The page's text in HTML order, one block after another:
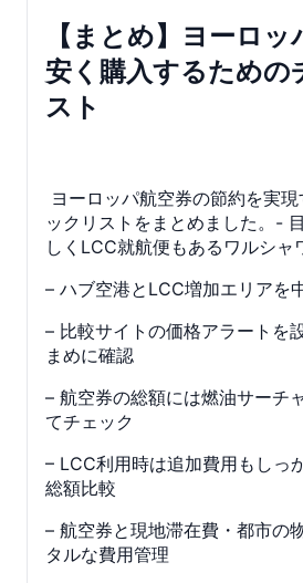
【まとめ】ヨーロッ
安く購入するための
スト
ヨーロッパ航空券の節約を実
ックリストをまとめました。-
しくLCC就航便もあるワルシャ
– ハブ空港とLCC増加エリアを
– 比較サイトの価格アラートを
まめに確認
– 航空券の総額には燃油サーチ
てチェック
– LCC利用時は追加費用もしっ
総額比較
– 航空券と現地滞在費・都市の
タルな費用管理